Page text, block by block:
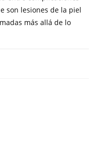
son lesiones de la piel
más allá de lo